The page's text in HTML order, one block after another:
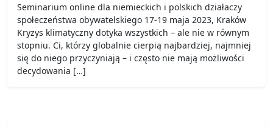
Seminarium online dla niemieckich i polskich działaczy
społeczeństwa obywatelskiego 17-19 maja 2023, Kraków
Kryzys klimatyczny dotyka wszystkich – ale nie w równym
stopniu. Ci, którzy globalnie cierpią najbardziej, najmniej
się do niego przyczyniają – i często nie mają możliwości
decydowania […]